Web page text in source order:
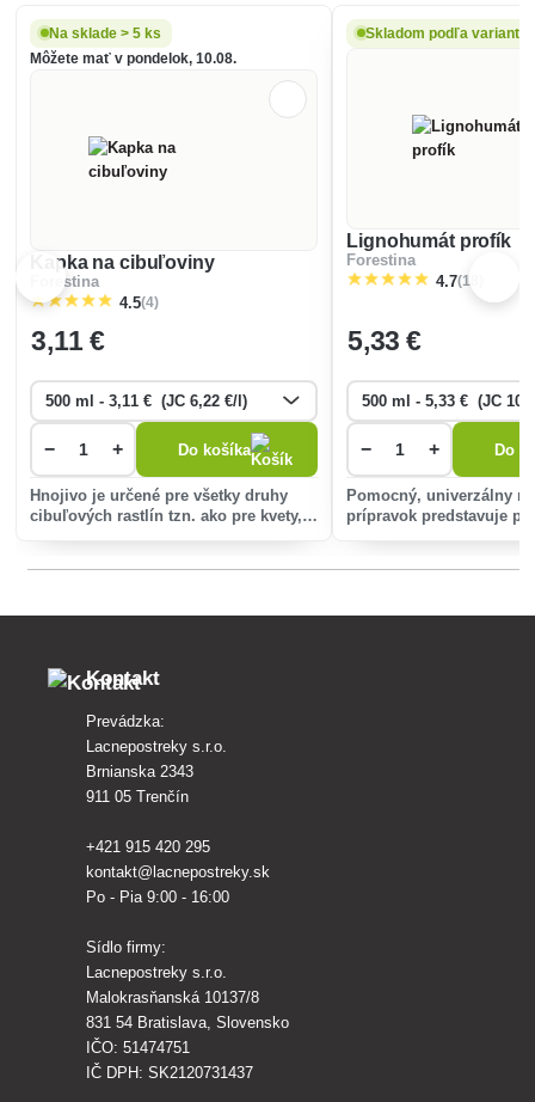
Na sklade > 5 ks
Môžete mať v pondelok, 10.08.
Kapka na cibuľoviny
Forestina
4.5(4)
3,11 €
− + Do košíka
Hnojivo je určené pre všetky druhy
cibuľových rastlín tzn. ako pre kvety,
Skladom podľa variantu
Lignohumát profík
Forestina
4.7(18)
5,33 €
− + Do
Pomocný, univerzálny
prípravok predstavuje
Kontakt
Prevádzka:
Lacnepostreky s.r.o.
Brnianska 2343
911 05 Trenčín
+421 915 420 295
kontakt@lacnepostreky.sk
Po - Pia 9:00 - 16:00
Sídlo firmy:
Lacnepostreky s.r.o.
Malokrasňanská 10137/8
831 54 Bratislava, Slovensko
IČO: 51474751
IČ DPH: SK2120731437